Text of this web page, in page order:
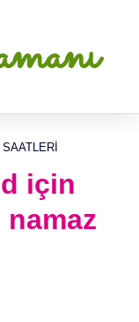
için
namaz